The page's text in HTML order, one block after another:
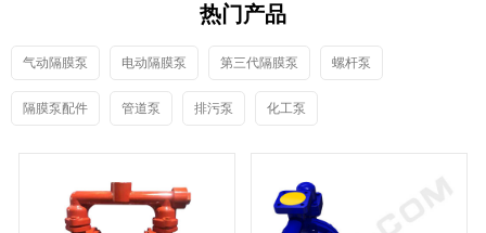
热门产品
气动隔膜泵 电动隔膜泵 第三代隔膜泵 螺杆泵
隔膜泵配件 管道泵 排污泵 化工泵